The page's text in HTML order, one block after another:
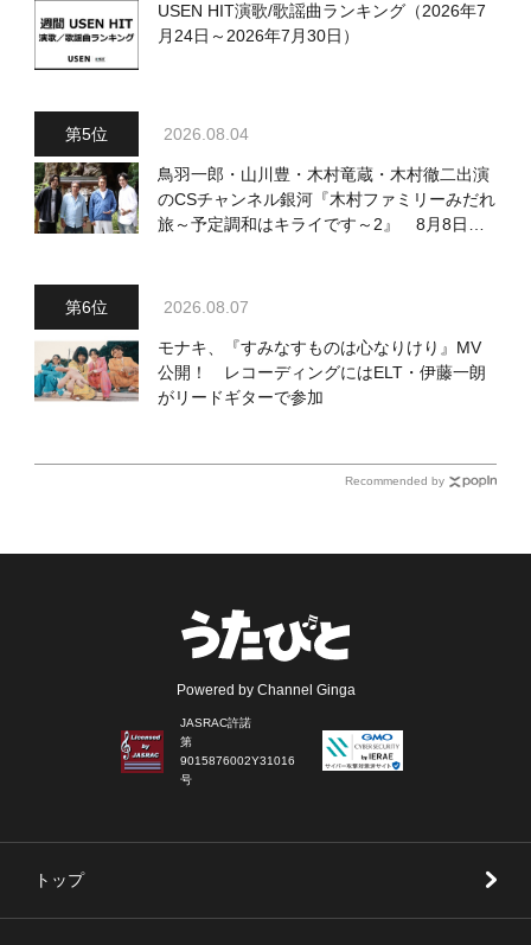
USEN HIT演歌/歌謡曲ランキング（2026年7
月24日～2026年7月30日）
2026.08.04
鳥羽一郎・山川豊・木村竜蔵・木村徹二出演
のCSチャンネル銀河『木村ファミリーみだれ
旅～予定調和はキライです～2』 8月8日
2026.08.07
モナキ、『すみなすものは心なりけり』MV
公開！ レコーディングにはELT・伊藤一朗
がリードギターで参加
Recommended by
Powered by Channel Ginga
JASRAC許諾
第
9015876002Y31016
号
トップ